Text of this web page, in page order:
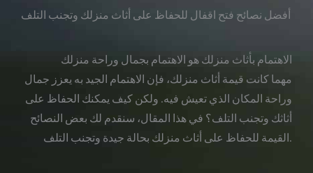
أفضل نصائح فتح اقفال للحفاظ على أثاث منزلك وتجنب التلف
الاهتمام بأثاث منزلك هو الاهتمام بجمال وراحة منزلك
مهما كانت قيمة أثاث منزلك، فإن الاهتمام الجيد به يعزز جمال
وراحة المكان الذي تعيش فيه. ولكن كيف يمكنك الحفاظ على
أثاثك وتجنب التلف؟ في هذا المقال، سنقدم لك بعض النصائح
القيمة للحفاظ على أثاث منزلك بحالة جيدة وتجنب التلف.